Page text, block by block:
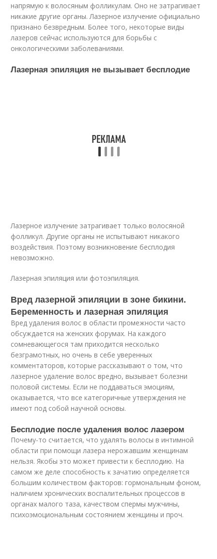
напрямую к волосяным фолликулам. Оно не затрагивает
никакие другие органы. Лазерное излучение официально
признано безвредным. Более того, некоторые виды
лазеров сейчас используются для борьбы с
онкологическими заболеваниями.
Лазерная эпиляция не вызывает бесплодие
Лазерное излучение затрагивает только волосяной
фолликул. Другие органы не испытывают никакого
воздействия. Поэтому возникновение бесплодия
невозможно.
Лазерная эпиляция или фотоэпиляция.
Вред лазерной эпиляции в зоне бикини.
Беременность и лазерная эпиляция
Вред удаления волос в области промежности часто
обсуждается на женских форумах. На каждого
сомневающегося там приходится несколько
безграмотных, но очень в себе уверенных
комментаторов, которые рассказывают о том, что
лазерное удаление волос вредно, вызывает болезни
половой системы. Если не поддаваться эмоциям,
оказывается, что все категоричные утверждения не
имеют под собой научной основы.
Бесплодие после удаления волос лазером
Почему-то считается, что удалять волосы в интимной
области при помощи лазера нерожавшим женщинам
нельзя. Якобы это может привести к бесплодию. На
самом же деле способность к зачатию определяется
большим количеством факторов: гормональным фоном,
наличием хронических воспалительных процессов в
органах малого таза, качеством спермы мужчины,
психоэмоциональным состоянием женщины и проч.